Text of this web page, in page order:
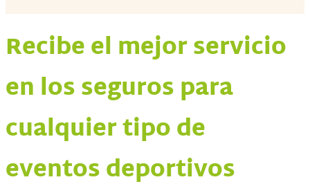
Recibe el mejor servicio
en los seguros para
cualquier tipo de
eventos deportivos